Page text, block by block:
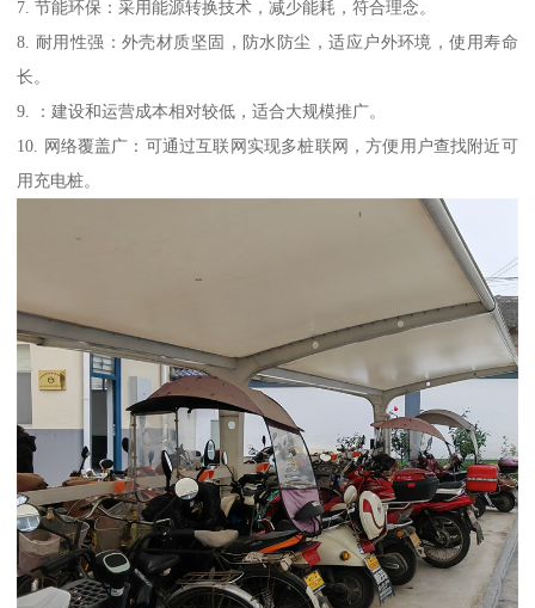
7. 节能环保：采用能源转换技术，减少能耗，符合理念。
8. 耐用性强：外壳材质坚固，防水防尘，适应户外环境，使用寿命
长。
9. ：建设和运营成本相对较低，适合大规模推广。
10. 网络覆盖广：可通过互联网实现多桩联网，方便用户查找附近可
用充电桩。